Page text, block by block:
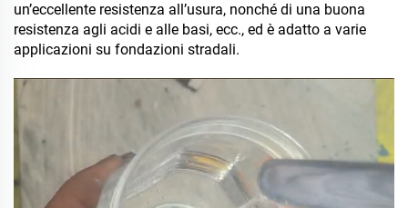
un’eccellente resistenza all’usura, nonché di una buona
resistenza agli acidi e alle basi, ecc., ed è adatto a varie
applicazioni su fondazioni stradali.